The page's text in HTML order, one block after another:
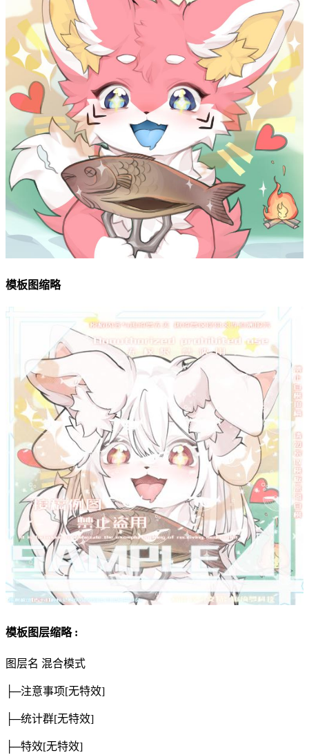
模板图缩略
模板图层缩略 :
图层名 混合模式
├─注意事项[无特效]
├─统计群[无特效]
├─特效[无特效]